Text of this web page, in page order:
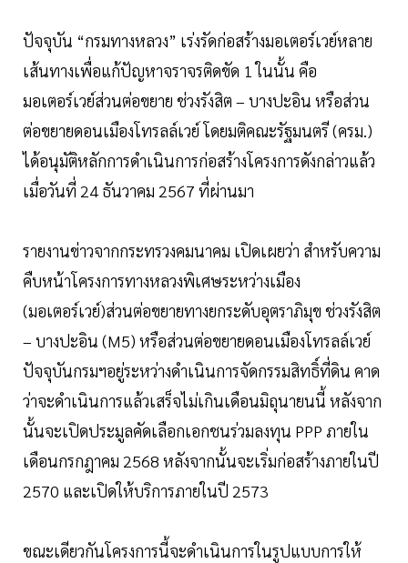
ปัจจุบัน “กรมทางหลวง” เร่งรัดก่อสร้างมอเตอร์เวย์หลาย
เส้นทางเพื่อแก้ปัญหาจราจรติดขัด 1 ในนั้น คือ
มอเตอร์เวย์ส่วนต่อขยาย ช่วงรังสิต – บางปะอิน หรือส่วน
ต่อขยายดอนเมืองโทรลล์เวย์ โดยมติคณะรัฐมนตรี (ครม.)
ได้อนุมัติหลักการดำเนินการก่อสร้างโครงการดังกล่าวแล้ว
เมื่อวันที่ 24 ธันวาคม 2567 ที่ผ่านมา
รายงานข่าวจากกระทรวงคมนาคม เปิดเผยว่า สำหรับความ
คืบหน้าโครงการทางหลวงพิเศษระหว่างเมือง
(มอเตอร์เวย์)ส่วนต่อขยายทางยกระดับอุตราภิมุข ช่วงรังสิต
– บางปะอิน (M5) หรือส่วนต่อขยายดอนเมืองโทรลล์เวย์
ปัจจุบันกรมฯอยู่ระหว่างดำเนินการจัดกรรมสิทธิ์ที่ดิน คาด
ว่าจะดำเนินการแล้วเสร็จไม่เกินเดือนมิถุนายนนี้ หลังจาก
นั้นจะเปิดประมูลคัดเลือกเอกชนร่วมลงทุน PPP ภายใน
เดือนกรกฎาคม 2568 หลังจากนั้นจะเริ่มก่อสร้างภายในปี
2570 และเปิดให้บริการภายในปี 2573
ขณะเดียวกันโครงการนี้จะดำเนินการในรูปแบบการให้